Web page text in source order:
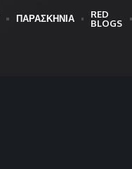
ΠΑΡΑΣΚΗΝΙΑ
RED
BLOGS